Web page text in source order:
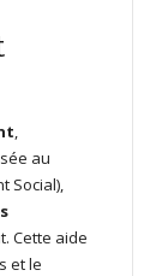
au
Social),
Cette aide
et le